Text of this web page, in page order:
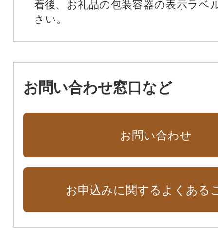
着後、お礼品の包装容器の表示ラベ
さい。
お問い合わせ窓口など
お問い合わせ
お申込みに関するよくある